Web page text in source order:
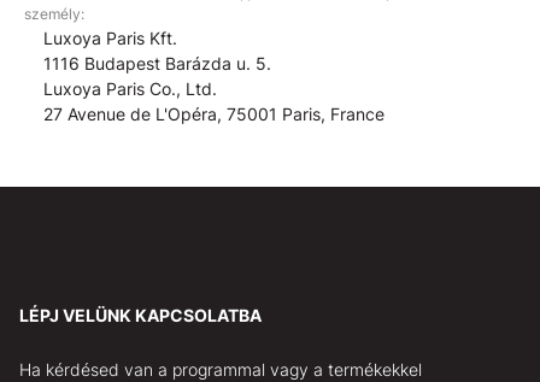
személy:
Luxoya Paris Kft.
1116 Budapest Barázda u. 5.
Luxoya Paris Co., Ltd.
27 Avenue de L'Opéra, 75001 Paris, France
LÉPJ VELÜNK KAPCSOLATBA
Ha kérdésed van a programmal vagy a termékekkel